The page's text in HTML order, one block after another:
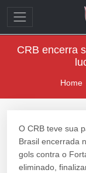
CRB encerra
Home
O CRB teve sua
Brasil encerrada
gols contra o
eliminado,